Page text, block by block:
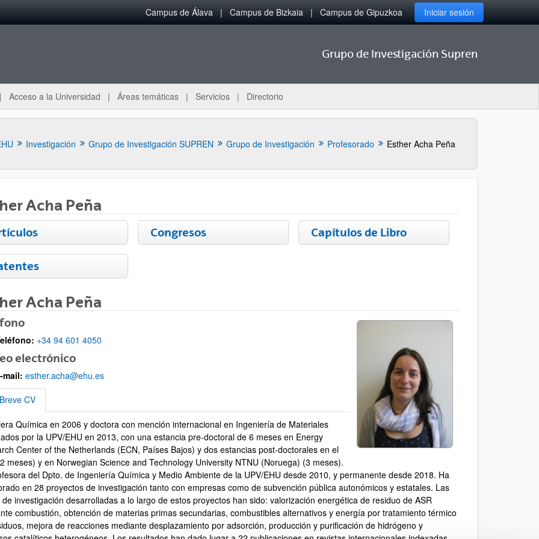
Campus de Álava Campus de Bizkaia Campus de Gipuzkoa Iniciar sesión
Grupo de Investigación Supren
Acceso a la Universidad Áreas temáticas Servicios Directorio
Investigación Grupo de Investigación SUPREN Grupo de Investigación Profesorado Esther Acha Peña
subpáginas
subpáginas
subpáginas
Acha Peña
Congresos Capítulos de Libro
Acha Peña
+34 94 601 4050
electrónico
mail: esther.acha@ehu.es
Breve CV
CVQuímica en 2006 y doctora con mención internacional en Ingeniería de Materiales
por la UPV/EHU en 2013, con una estancia pre-doctoral de 6 meses en Energy
Center of the Netherlands (ECN, Países Bajos) y dos estancias post-doctorales en el
meses) y en Norwegian Science and Technology University NTNU (Noruega) (3 meses).
del Dpto. de Ingeniería Química y Medio Ambiente de la UPV/EHU desde 2010, y permanente desde 2018. Ha
en 28 proyectos de investigación tanto con empresas como de subvención pública autonómicos y estatales. Las
de investigación desarrolladas a lo largo de estos proyectos han sido: valorización energética de residuo de ASR
combustión, obtención de materias primas secundarias, combustibles alternativos y energía por tratamiento térmico
mejora de reacciones mediante desplazamiento por adsorción, producción y purificación de hidrógeno y